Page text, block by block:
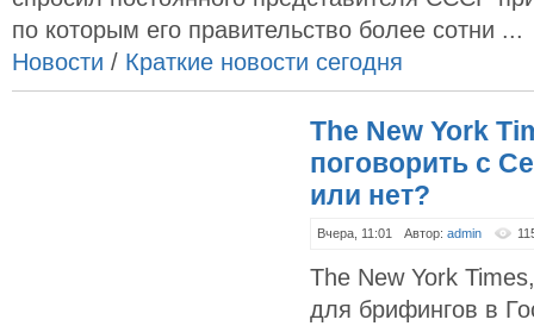
по которым его правительство более сотни ...
Новости / Краткие новости сегодня
The New York
поговорить с
или нет?
Вчера, 11:01 Автор: admin
The New York
для брифингов в